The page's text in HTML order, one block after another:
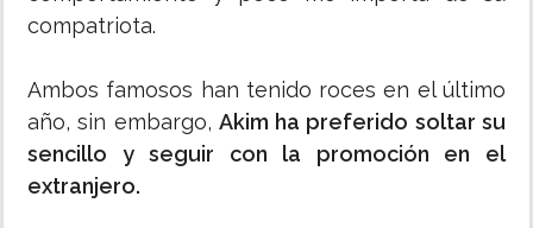
compatriota.
Ambos famosos han tenido roces en el último
año, sin embargo, Akim ha preferido soltar su
sencillo y seguir con la promoción en el
extranjero.